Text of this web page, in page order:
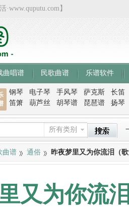
·www.quputu.com】
曲唱谱 民歌曲谱 乐谱软件
钢琴 电子琴 手风琴 萨克斯
长笛
笛箫
葫芦丝 胡琴谱 琵琶谱 扬琴
所有类别
曲谱 通俗 昨夜梦里又为你流泪（
又为你流